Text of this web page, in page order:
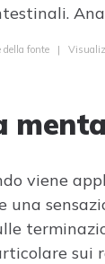
della fonte |
viene
una
sui